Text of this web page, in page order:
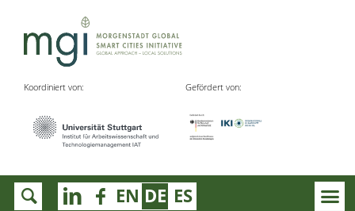
Koordiniert von: Gefördert von:
EN DE ES